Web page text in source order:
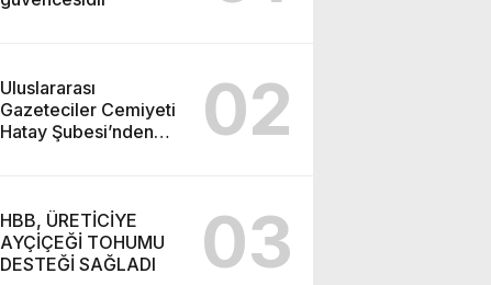
Uluslararası
Gazeteciler Cemiyeti
Hatay Şubesi’nden
02
HBB, ÜRETİCİYE
AYÇİÇEĞİ TOHUMU
DESTEĞİ SAĞLADI
03